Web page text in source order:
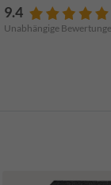
9.4
Unabhängige